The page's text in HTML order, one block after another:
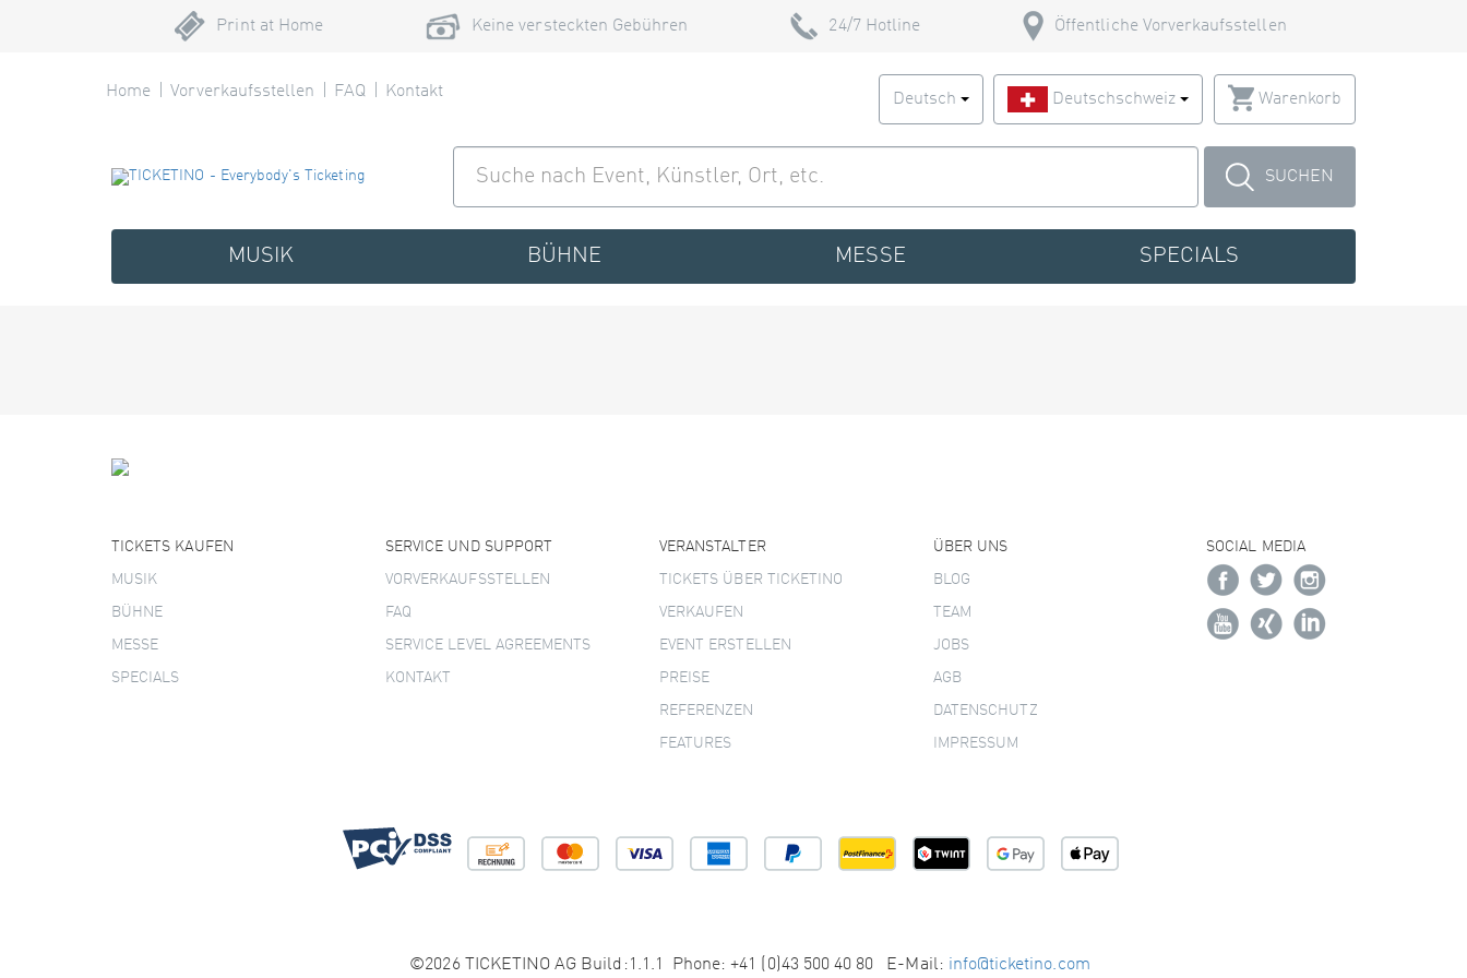
Print at Home Keine versteckten Gebühren 24/7 Hotline Öffentliche Vorverkaufsstellen
Home Vorverkaufsstellen FAQ Kontakt Deutsch Deutschschweiz Warenkorb
SUCHEN
MUSIK BÜHNE MESSE SPECIALS
TICKETS KAUFEN
MUSIK
BÜHNE
MESSE
SPECIALS
SERVICE UND SUPPORT
VORVERKAUFSSTELLEN
FAQ
SERVICE LEVEL AGREEMENTS
KONTAKT
VERANSTALTER
TICKETS ÜBER TICKETINO
VERKAUFEN
EVENT ERSTELLEN
PREISE
REFERENZEN
FEATURES
ÜBER UNS
BLOG
TEAM
JOBS
AGB
DATENSCHUTZ
IMPRESSUM
SOCIAL MEDIA
©2026 TICKETINO AG Build:1.1.1 Phone: +41 (0)43 500 40 80 E-Mail: info@ticketino.com